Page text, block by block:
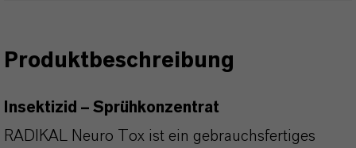
Produktbeschreibung
Insektizid – Sprühkonzentrat
RADIKAL Neuro Tox ist ein gebrauchsfertiges